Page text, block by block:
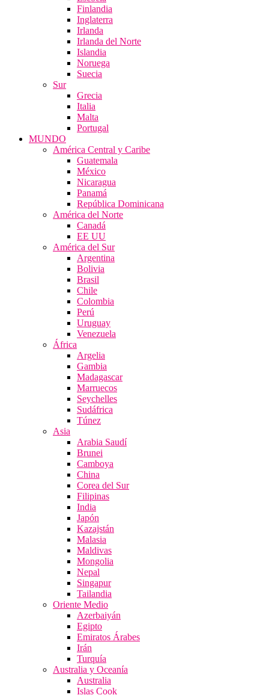
Finlandia
Inglaterra
Irlanda
Irlanda del Norte
Islandia
Noruega
Suecia
Sur
Grecia
Italia
Malta
Portugal
MUNDO
América Central y Caribe
Guatemala
México
Nicaragua
Panamá
República Dominicana
América del Norte
Canadá
EE UU
América del Sur
Argentina
Bolivia
Brasil
Chile
Colombia
Perú
Uruguay
Venezuela
África
Argelia
Gambia
Madagascar
Marruecos
Seychelles
Sudáfrica
Túnez
Asia
Arabia Saudí
Brunei
Camboya
China
Corea del Sur
Filipinas
India
Japón
Kazajstán
Malasia
Maldivas
Mongolia
Nepal
Singapur
Tailandia
Oriente Medio
Azerbaiyán
Egipto
Emiratos Árabes
Irán
Turquía
Australia y Oceanía
Australia
Islas Cook